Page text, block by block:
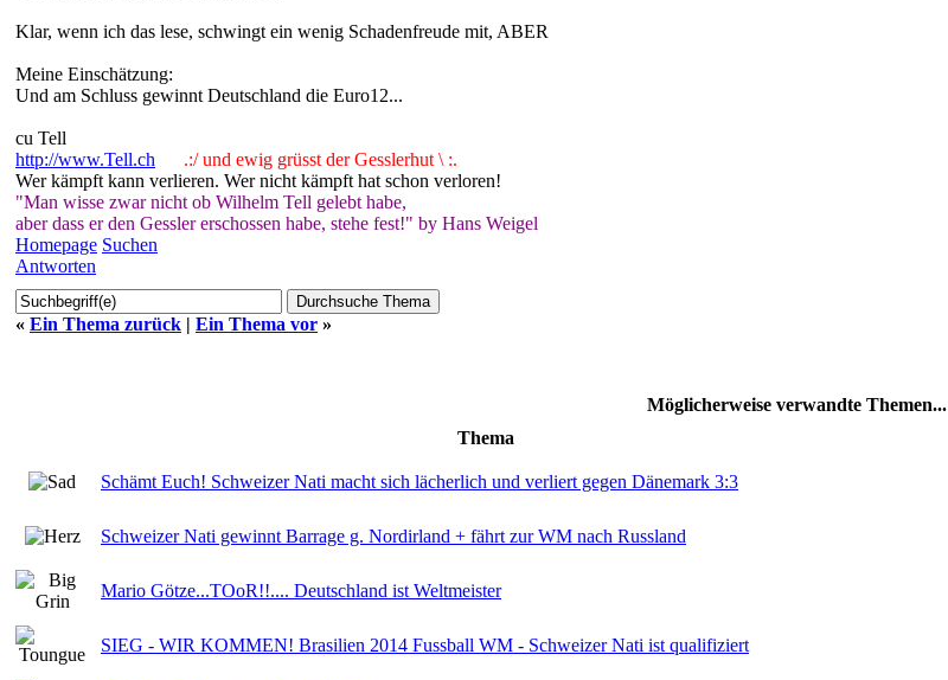
Klar, wenn ich das lese, schwingt ein wenig Schadenfreude mit, ABER
Meine Einschätzung:
Und am Schluss gewinnt Deutschland die Euro12...
cu Tell
http://www.Tell.ch
.:/ und ewig grüsst der Gesslerhut \ :.
Wer kämpft kann verlieren. Wer nicht kämpft hat schon verloren!
"Man wisse zwar nicht ob Wilhelm Tell gelebt habe,
aber dass er den Gessler erschossen habe, stehe fest!" by Hans Weigel
Homepage Suchen
Antworten
« Ein Thema zurück | Ein Thema vor »
Möglicherweise verwandte Themen...
Thema
Schämt Euch! Schweizer Nati macht sich lächerlich und verliert gegen Dänemark 3:3
Schweizer Nati gewinnt Barrage g. Nordirland + fährt zur WM nach Russland
Mario Götze...TOoR!!.... Deutschland ist Weltmeister
SIEG - WIR KOMMEN! Brasilien 2014 Fussball WM - Schweizer Nati ist qualifiziert